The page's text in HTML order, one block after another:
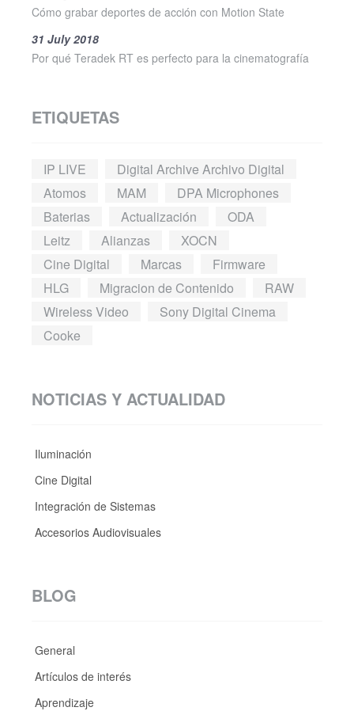
Cómo grabar deportes de acción con Motion State
31 July 2018
Por qué Teradek RT es perfecto para la cinematografía
ETIQUETAS
IP LIVE
Digital Archive Archivo Digital
Atomos
MAM
DPA Microphones
Baterias
Actualización
ODA
Leitz
Alianzas
XOCN
Cine Digital
Marcas
Firmware
HLG
Migracion de Contenido
RAW
Wireless Video
Sony Digital Cinema
Cooke
NOTICIAS Y ACTUALIDAD
Iluminación
Cine Digital
Integración de Sistemas
Accesorios Audiovisuales
BLOG
General
Artículos de interés
Aprendizaje